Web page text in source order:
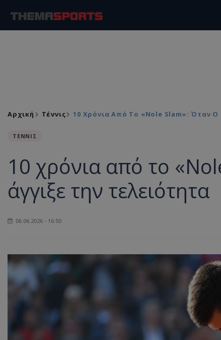
Αρχική Τέννις 10 Χρόνια Από Το «Nole Slam»: Όταν Ο
ΤΕΝΝΙΣ
10 χρόνια από το
άγγιξε την τελειότητα
06.06.2026 - 16:50